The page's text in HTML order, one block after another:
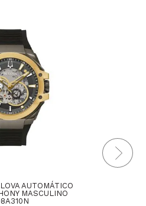
AUTOMÁTICO
MASCULINO